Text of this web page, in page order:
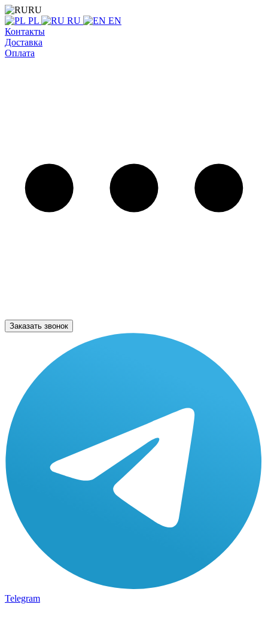
RU
PL
RU
EN
Контакты
Доставка
Оплата
Заказать звонок
Telegram